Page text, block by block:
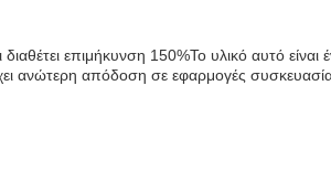
επιμήκυνση 150%Το υλικό αυτό είναι
ανώτερη απόδοση σε εφαρμογές